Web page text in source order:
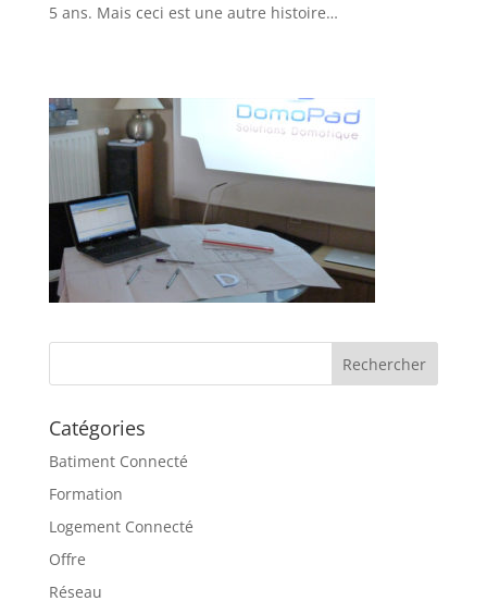
5 ans. Mais ceci est une autre histoire…
Catégories
Batiment Connecté
Formation
Logement Connecté
Offre
Réseau